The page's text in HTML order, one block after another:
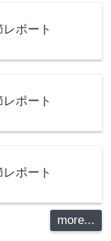
ポート
ポート
ポート
more...